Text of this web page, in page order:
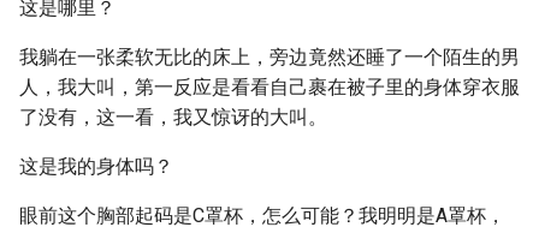
这是哪里？
我躺在一张柔软无比的床上，旁边竟然还睡了一个陌生的男
人，我大叫，第一反应是看看自己裹在被子里的身体穿衣服
了没有，这一看，我又惊讶的大叫。
这是我的身体吗？
眼前这个胸部起码是C罩杯，怎么可能？我明明是A罩杯，